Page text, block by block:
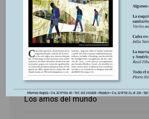
Últimas publicaciones
La época de la intranquilidad
5 agosto, 2026
Los amos del mundo
5 agosto, 2026